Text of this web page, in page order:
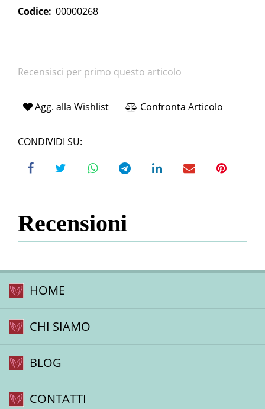
Codice: 00000268
Recensisci per primo questo articolo
Agg. alla Wishlist Confronta Articolo
CONDIVIDI SU:
Recensioni
HOME
CHI SIAMO
BLOG
CONTATTI